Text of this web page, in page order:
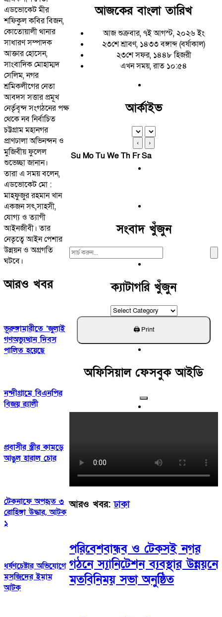
এডভোকেট মীর
শফিকুল কবির বিজন,
কোতোয়ালী থানার
সাধারণ সম্পাদক
আক্তার হোসেন,
সাংবাদিক মোহাম্মদ
সেলিম, নগর
শ্রমিকলীগের নেতা
আবদস সত্তার প্রমূখ
নের্তৃবৃন্দ সংগঠনের পক্ষ
থেকে নব নির্বাচিত
চট্টগ্রাম মহানগর
প্রাণঢালা অভিনন্দন ও
মুজিবীয় ফুলেল
শুভেচ্ছা জানান।
তারা এ সময় বলেন,
এডভোকেট মো :
মাহফুজুর রহমান খান
একজন সৎ,সাহসী,
যোগ্য ও ত্যাগী
আইনজীবী। তার
নেতৃত্বে আইন পেশার
উন্নয়ন ও অগ্রগতি
ঘটবে।
আরও খবর
ভূরুঙ্গামারীতে ‘জুলাই
গণঅভ্যুত্থান দিবস
পালিত হয়েছে
নন্দীগ্রামে বিএনপির
বিজয় র‌্যালী
প্রবাসীর স্ত্রীর কামড়ে
আঙুল হারাল চোর
টেকনাফে অপহৃত ৩
রোহিঙ্গা উদ্ধার, আটক
১
ধর্ষণচেষ্টার অভিযোগে
মসজিদের ইমাম
আটক
আজকের বাংলা তারিখ
আজ শুক্রবার, ৭ই আগস্ট, ২০২৬ ইং
২৩শে শ্রাবণ, ১৪৩৩ বঙ্গাব্দ (বর্ষাকাল)
২৩শে সফর, ১৪৪৮ হিজরী
এখন সময়, রাত ১০:৫৪
আর্কাইভ
‹ ›
Su MoTu WeTh FrSa
সংবাদ খুঁজুন
Search
ক্যাটাগরি খুঁজুন
ক্যাটাগরি
খুঁজুন
অফিসিয়াল ফেসবুক আইডি
আরও খবর:ঢাকা
পরিবেশবান্ধব ও টেকসই নগর
গঠনে স্যানিটেশন ব্যবস্থার উন্নয়নে
মতবিনিময় সভা অনুষ্ঠিত